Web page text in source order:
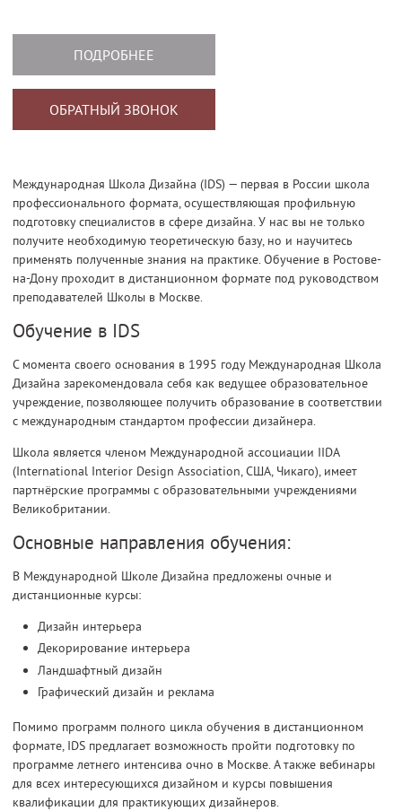
ПОДРОБНЕЕ
ОБРАТНЫЙ ЗВОНОК
Международная Школа Дизайна (IDS) — первая в России школа
профессионального формата, осуществляющая профильную
подготовку специалистов в сфере дизайна. У нас вы не только
получите необходимую теоретическую базу, но и научитесь
применять полученные знания на практике. Обучение в Ростове-
на-Дону проходит в дистанционном формате под руководством
преподавателей Школы в Москве.
Обучение в IDS
С момента своего основания в 1995 году Международная Школа
Дизайна зарекомендовала себя как ведущее образовательное
учреждение, позволяющее получить образование в соответствии
с международным стандартом профессии дизайнера.
Школа является членом Международной ассоциации IIDA
(International Interior Design Association, США, Чикаго), имеет
партнёрские программы с образовательными учреждениями
Великобритании.
Основные направления обучения:
В Международной Школе Дизайна предложены очные и
дистанционные курсы:
Дизайн интерьера
Декорирование интерьера
Ландшафтный дизайн
Графический дизайн и реклама
Помимо программ полного цикла обучения в дистанционном
формате, IDS предлагает возможность пройти подготовку по
программе летнего интенсива очно в Москве. А также вебинары
для всех интересующихся дизайном и курсы повышения
квалификации для практикующих дизайнеров.